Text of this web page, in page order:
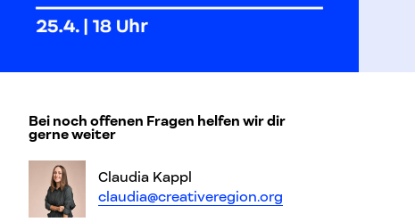
Bei noch offenen Fragen helfen wir dir
gerne weiter
Claudia Kappl
claudia@creativeregion.org